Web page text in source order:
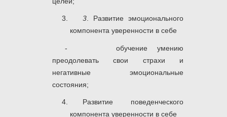
3 . Развитие эмоционального
компонента уверенности в себе
- обучение умению
преодолевать свои страхи и
негативные эмоциональные
состояния;
Развитие поведенческого
компонента уверенности в себе